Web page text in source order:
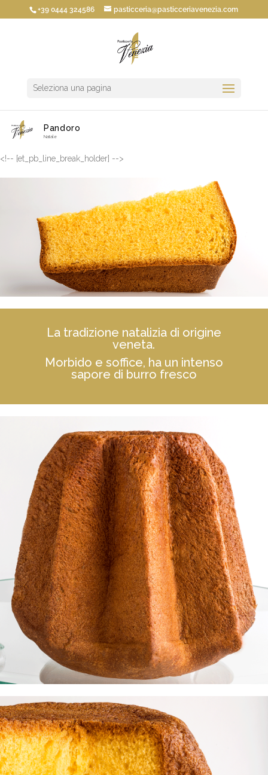
+39 0444 324586 pasticceria@pasticceriavenezia.com
Seleziona una pagina
Pandoro
Natale
<!-- [et_pb_line_break_holder] -->
La tradizione natalizia di origine
veneta.
Morbido e soffice, ha un intenso
sapore di burro fresco